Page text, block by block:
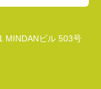
MINDANビル 503号